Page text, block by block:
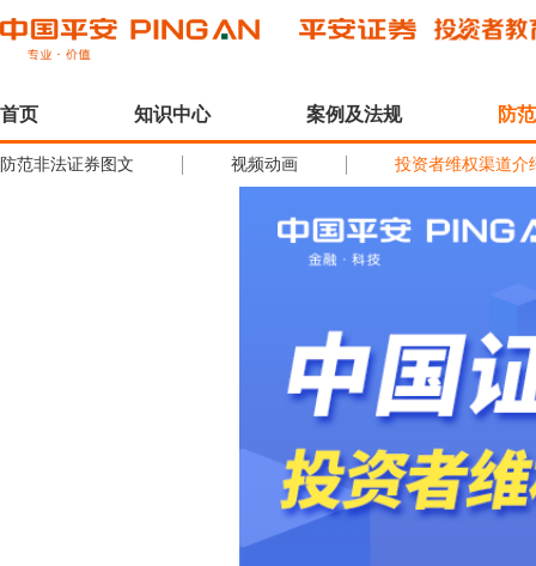
首页 知识中心 案例及法规 防
防范非法证券图文 视频动画 投资者维权渠道介